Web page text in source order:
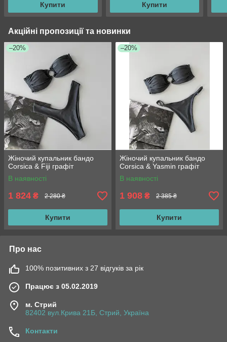
Купити Купити
Акційні пропозиції та новинки
–20%
Жіночий купальник бандо
Corsica & Fiji графіт
В наявності
1 824 ₴ 2 280 ₴
Купити
–20%
Жіночий купальник бандо
Corsica & Yasmin графіт
В наявності
1 908 ₴ 2 385 ₴
Купити
Про нас
100% позитивних з 27 відгуків за рік
Працює з 05.02.2019
м. Стрий
82402 вул.Крива 21Б, Стрий, Україна
Контакти